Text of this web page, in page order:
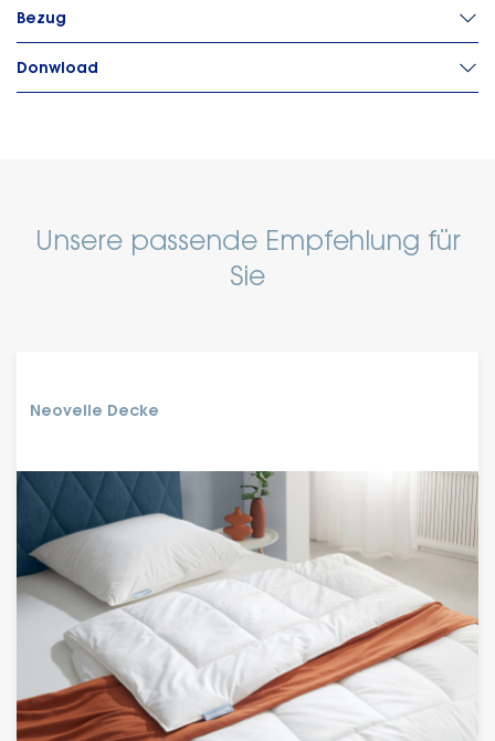
Bezug
Donwload
Unsere passende Empfehlung für
Sie
Neovelle Decke